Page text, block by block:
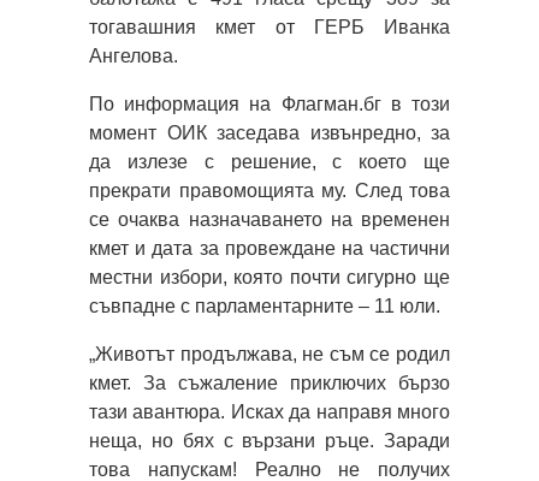
тогавашния кмет от ГЕРБ Иванка
Ангелова.
По информация на Флагман.бг в този
момент ОИК заседава извънредно, за
да излезе с решение, с което ще
прекрати правомощията му. След това
се очаква назначаването на временен
кмет и дата за провеждане на частични
местни избори, която почти сигурно ще
съвпадне с парламентарните – 11 юли.
„Животът продължава, не съм се родил
кмет. За съжаление приключих бързо
тази авантюра. Исках да направя много
неща, но бях с вързани ръце. Заради
това напускам! Реално не получих